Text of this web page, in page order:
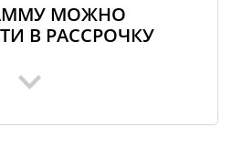
МОЖНО
В РАССРОЧКУ